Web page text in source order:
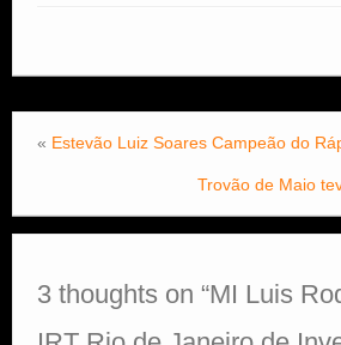
« Estevão Luiz Soares Campeão do
Trovão de Maio
3 thoughts on “MI Luis